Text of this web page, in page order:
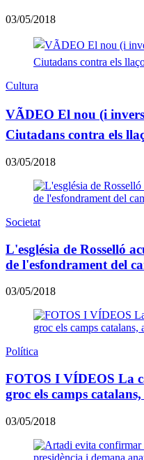
03/05/2018
Cultura
VÃDEO El nou (i
Ciutadans contra els
03/05/2018
Societat
L'església de Rosselló
de l'esfondrament del
03/05/2018
Política
FOTOS I VÍDEOS La
groc els camps
03/05/2018